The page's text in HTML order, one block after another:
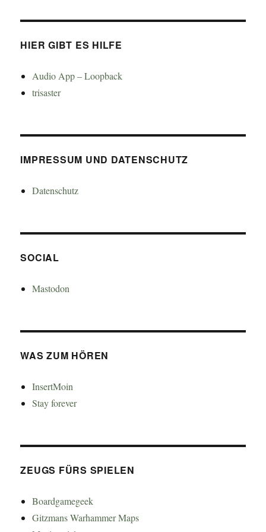
HIER GIBT ES HILFE
Audio App – Loopback
trisaster
IMPRESSUM UND DATENSCHUTZ
Datenschutz
SOCIAL
Mastodon
WAS ZUM HÖREN
InsertMoin
Stay forever
ZEUGS FÜRS SPIELEN
Boardgamegeek
Gitzmans Warhammer Maps